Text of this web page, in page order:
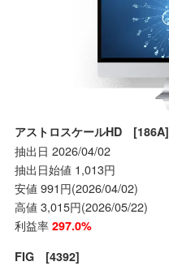
アストロスケールHD [186A]
抽出日 2026/04/02
抽出日始値 1,013円
安値 991円(2026/04/02)
高値 3,015円(2026/05/22)
利益率 297.0%
FIG [4392]